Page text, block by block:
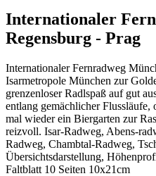
Internationaler
Regensburg - Prag
Internationaler Fernradweg
Isarmetropole München zur
grenzenloser Radlspaß auf gut
entlang gemächlicher
mal wieder ein Biergarten zur
reizvoll. Isar-Radweg, Abens-
Radweg, Chambtal-Radweg,
Übersichtsdarstellung,
Faltblatt 10 Seiten 10x21cm